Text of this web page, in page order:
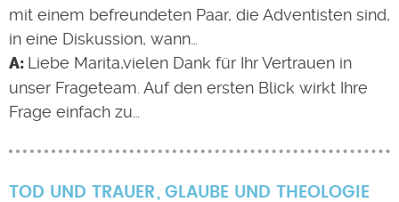
mit einem befreundeten Paar, die Adventisten sind,
in eine Diskussion, wann…
Liebe Marita,vielen Dank für Ihr Vertrauen in
unser Frageteam. Auf den ersten Blick wirkt Ihre
Frage einfach zu…
TOD UND TRAUER
GLAUBE UND THEOLOGIE